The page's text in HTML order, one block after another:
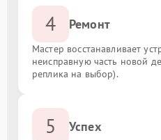
4 Ремонт
Мастер восстанавливает
неисправную часть новой
реплика на выбор).
5 Успех